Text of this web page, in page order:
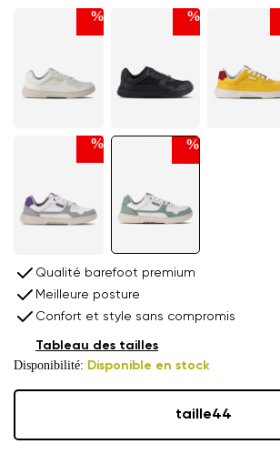
% %
% %
Qualité barefoot premium
Meilleure posture
Confort et style sans compromis
Disponibilité: Disponible en stock
Tableau des tailles
taille44